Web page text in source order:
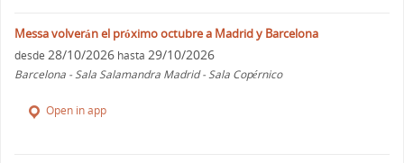
Messa volverán el próximo octubre a Madrid y Barcelona
desde 28/10/2026 hasta 29/10/2026
Barcelona - Sala Salamandra Madrid - Sala Copérnico
Open in app